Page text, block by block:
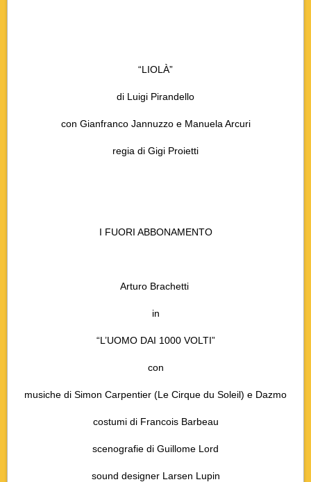
“LIOLÀ”
di Luigi Pirandello
con Gianfranco Jannuzzo e Manuela Arcuri
regia di Gigi Proietti
I FUORI ABBONAMENTO
Arturo Brachetti
in
“L’UOMO DAI 1000 VOLTI”
con
musiche di Simon Carpentier (Le Cirque du Soleil) e Dazmo
costumi di Francois Barbeau
scenografie di Guillome Lord
sound designer Larsen Lupin